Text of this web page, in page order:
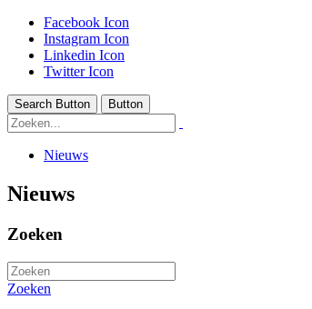
Facebook Icon
Instagram Icon
Linkedin Icon
Twitter Icon
Search Button Button
Nieuws
Nieuws
Zoeken
Zoeken